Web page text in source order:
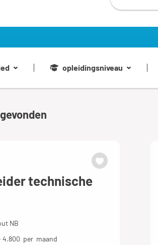
opleidingsniveau
technische
NB
4.800 per maand